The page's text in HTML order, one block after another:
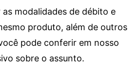
as modalidades de débito e
produto, além de outros
pode conferir em nosso
sobre o assunto.